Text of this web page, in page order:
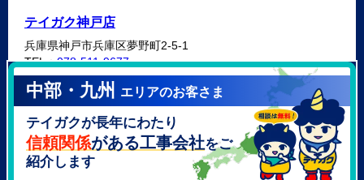
テイガク神戸店
兵庫県神戸市兵庫区夢野町2-5-1
TEL：078-511-9677
テイガク泉北・泉南店
大阪府泉北郡忠岡町高月南3-14
TEL：072-521-2637
中部・九州 エリアのお客さま
テイガクが長年にわたり
信頼関係がある工事会社をご
紹介します